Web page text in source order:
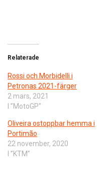
Relaterade
Rossi och Morbidelli i
Petronas 2021-färger
2 mars, 2021
I ”MotoGP”
Oliveira ostoppbar hemma i
Portimão
22 november, 2020
I ”KTM”